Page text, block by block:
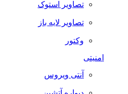
تصاویر استوک
تصاویر لایه باز
وکتور
امنیتی
آنتی ویروس